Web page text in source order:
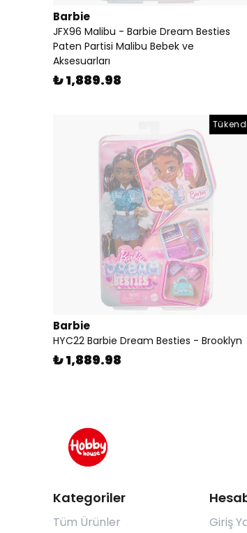
Barbie
JFX96 Malibu - Barbie Dream Besties
Paten Partisi Malibu Bebek ve
Aksesuarları
₺ 1,889.98
Tükendi
Barbie
HYC22 Barbie Dream Besties - Brooklyn
₺ 1,889.98
Kategoriler
Tüm Ürünler Giriş